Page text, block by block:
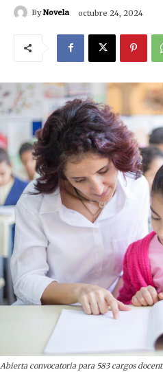
By Novela octubre 24, 2024
Abierta convocatoria para 583 cargos